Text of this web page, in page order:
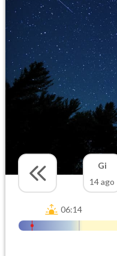
Gi
14 ago
06:14